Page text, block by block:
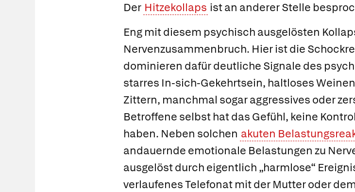
Der Hitzekollaps ist an anderer Stelle
Eng mit diesem psychisch ausgelösten
Nervenzusammenbruch. Hier ist die
dominieren dafür deutliche Signale des
starres In-sich-Gekehrtsein, haltloses
Zittern, manchmal sogar aggressives oder
Betroffene selbst hat das Gefühl, keine
haben. Neben solchen akuten
andauernde emotionale Belastungen zu
ausgelöst durch eigentlich „harmlose“
verlaufenes Telefonat mit der Mutter oder